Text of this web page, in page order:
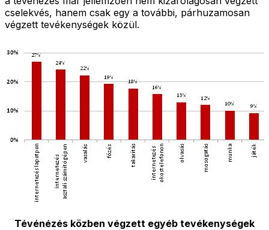
cselekvés, hanem csak egy a további, párhuzamosan
végzett tevékenységek közül.
Tévénézés közben végzett egyéb tevékenységek